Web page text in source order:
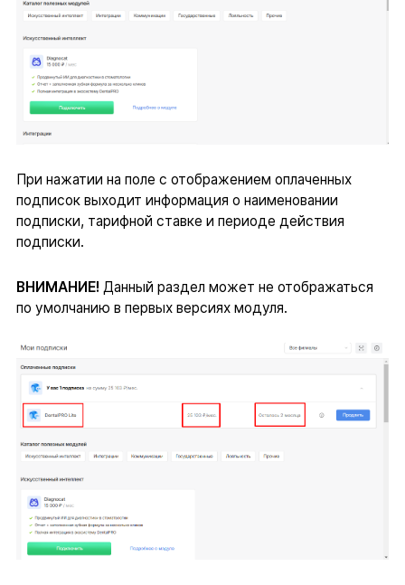
При нажатии на поле с отображением оплаченных
подписок выходит информация о наименовании
подписки, тарифной ставке и периоде действия
подписки.
ВНИМАНИЕ! Данный раздел может не отображаться
по умолчанию в первых версиях модуля.